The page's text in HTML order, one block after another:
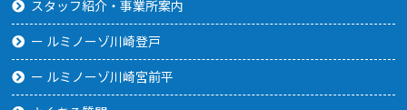
スタッフ紹介・事業所案内
ー ルミノーゾ川崎登戸
ー ルミノーゾ川崎宮前平